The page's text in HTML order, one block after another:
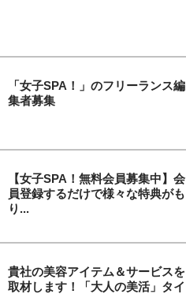
「女子SPA！」のフリーランス編
集者募集
【女子SPA！無料会員募集中】会
員登録するだけで様々な特典がも
り...
貴社の美容アイテム＆サービスを
取材します！「大人の美活」タイ